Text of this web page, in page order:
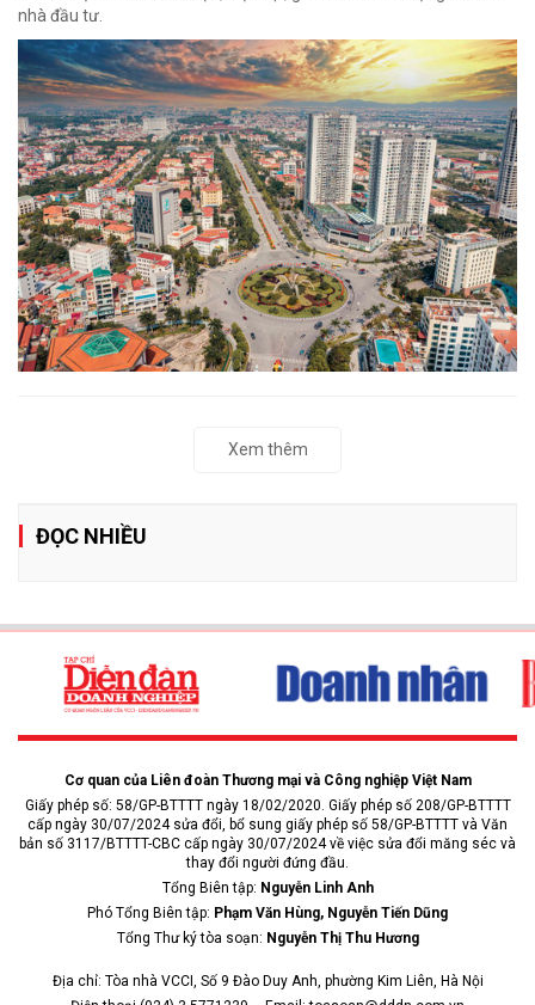
nhà đầu tư.
Xem thêm
ĐỌC NHIỀU
Cơ quan của Liên đoàn Thương mại và Công nghiệp Việt Nam
Giấy phép số: 58/GP-BTTTT ngày 18/02/2020. Giấy phép số 208/GP-BTTTT
cấp ngày 30/07/2024 sửa đổi, bổ sung giấy phép số 58/GP-BTTTT và Văn
bản số 3117/BTTTT-CBC cấp ngày 30/07/2024 về việc sửa đổi măng séc và
thay đổi người đứng đầu.
Tổng Biên tập: Nguyễn Linh Anh
Phó Tổng Biên tập: Phạm Văn Hùng, Nguyễn Tiến Dũng
Tổng Thư ký tòa soạn: Nguyễn Thị Thu Hương
Địa chỉ: Tòa nhà VCCI, Số 9 Đào Duy Anh, phường Kim Liên, Hà Nội